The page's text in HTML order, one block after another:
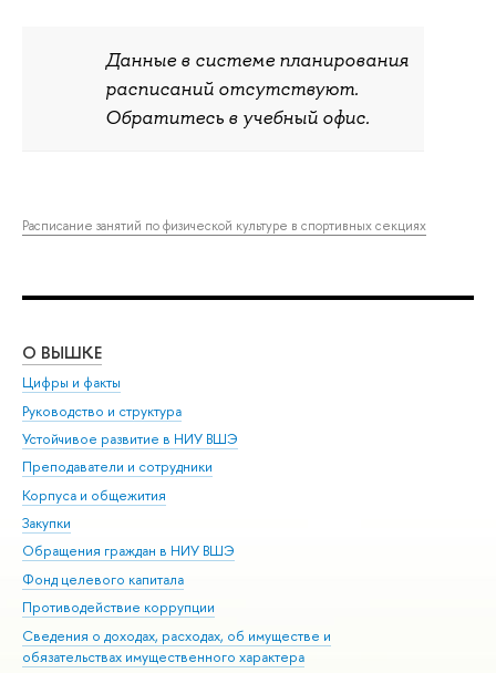
Данные в системе планирования
расписаний отсутствуют.
Обратитесь в учебный офис.
Расписание занятий по физической культуре в спортивных секциях
О ВЫШКЕ
Цифры и факты
Руководство и структура
Устойчивое развитие в НИУ ВШЭ
Преподаватели и сотрудники
Корпуса и общежития
Закупки
Обращения граждан в НИУ ВШЭ
Фонд целевого капитала
Противодействие коррупции
Сведения о доходах, расходах, об имуществе и
обязательствах имущественного характера